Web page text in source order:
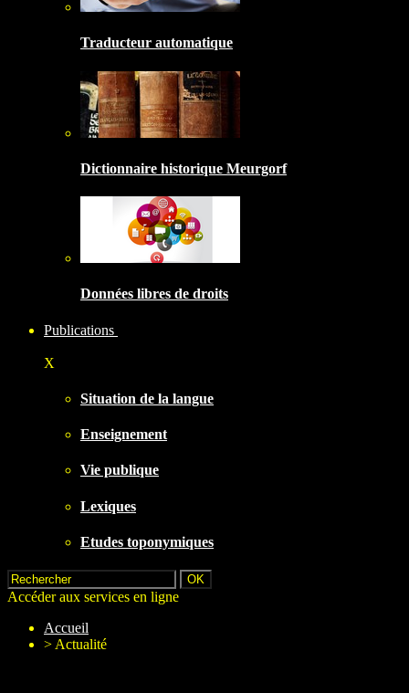
Traducteur automatique
Dictionnaire historique Meurgorf
Données libres de droits
Publications
X
Situation de la langue
Enseignement
Vie publique
Lexiques
Etudes toponymiques
Accéder aux services en ligne
Accueil
> Actualité